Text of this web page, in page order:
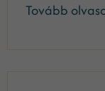
Tovább